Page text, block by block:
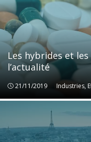
Les hybrides et
l’actualité
21/11/2019 Industries,
Industries,